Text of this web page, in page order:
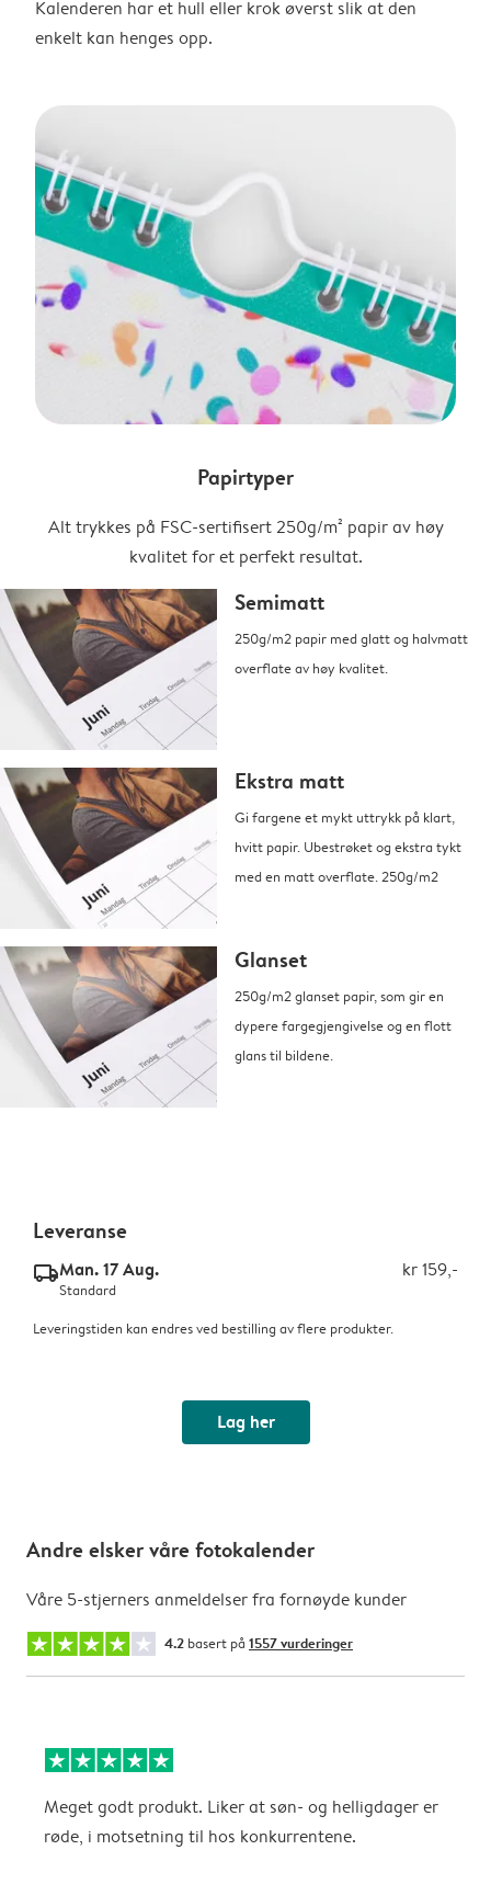
Kalenderen har et hull eller krok øverst slik at den
enkelt kan henges opp.
Papirtyper
Alt trykkes på FSC-sertifisert 250g/m² papir av høy
kvalitet for et perfekt resultat.
Semimatt
250g/m2 papir med glatt og halvmatt
overflate av høy kvalitet.
Ekstra matt
Gi fargene et mykt uttrykk på klart,
hvitt papir. Ubestrøket og ekstra tykt
med en matt overflate. 250g/m2
Glanset
250g/m2 glanset papir, som gir en
dypere fargegjengivelse og en flott
glans til bildene.
Leveranse
delivery_standard_v2Man. 17 Aug. kr 159,-
Standard
Leveringstiden kan endres ved bestilling av flere produkter.
Lag her
Andre elsker våre fotokalender
Våre 5-stjerners anmeldelser fra fornøyde kunder
4.2 basert på 1557 vurderinger
Meget godt produkt. Liker at søn- og helligdager er
røde, i motsetning til hos konkurrentene.